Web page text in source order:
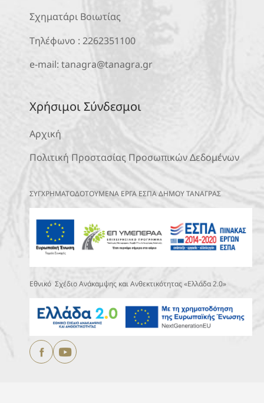
Σχηματάρι Βοιωτίας
Τηλέφωνο : 2262351100
e-mail: tanagra@tanagra.gr
Χρήσιμοι Σύνδεσμοι
Αρχική
Πολιτική Προστασίας Προσωπικών Δεδομένων
ΣΥΓΧΡΗΜΑΤΟΔΟΤΟΥΜΕΝΑ ΕΡΓΑ ΕΣΠΑ ΔΗΜΟΥ ΤΑΝΑΓΡΑΣ
Εθνικό Σχέδιο Ανάκαμψης και Ανθεκτικότητας «Ελλάδα 2.0»